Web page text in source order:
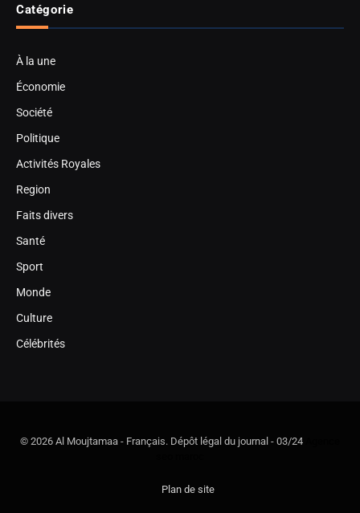
Catégorie
À la une
Économie
Société
Politique
Activités Royales
Region
Faits divers
Santé
Sport
Monde
Culture
Célébrités
© 2026 Al Moujtamaa - Français. Dépôt légal du journal - 03/24
Plan de site